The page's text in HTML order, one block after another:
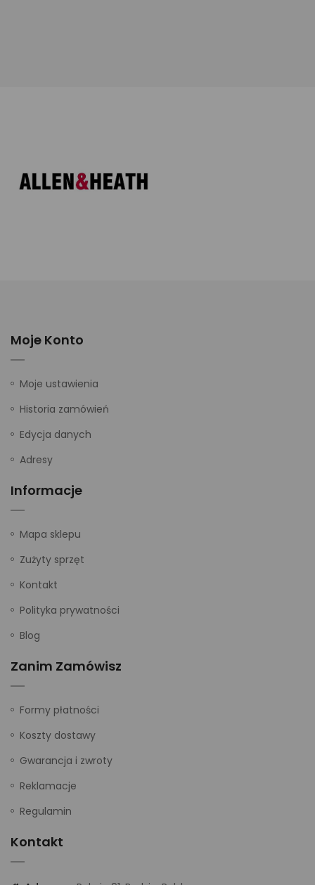
Moje Konto
Moje ustawienia
Historia zamówień
Edycja danych
Adresy
Informacje
Mapa sklepu
Zużyty sprzęt
Kontakt
Polityka prywatności
Blog
Zanim Zamówisz
Formy płatności
Koszty dostawy
Gwarancja i zwroty
Reklamacje
Regulamin
Kontakt